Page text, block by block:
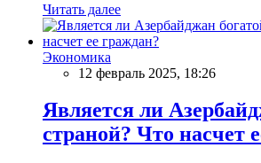
Читать далее
Экономика
12 февраль 2025, 18:26
Является ли
страной? Что насчет